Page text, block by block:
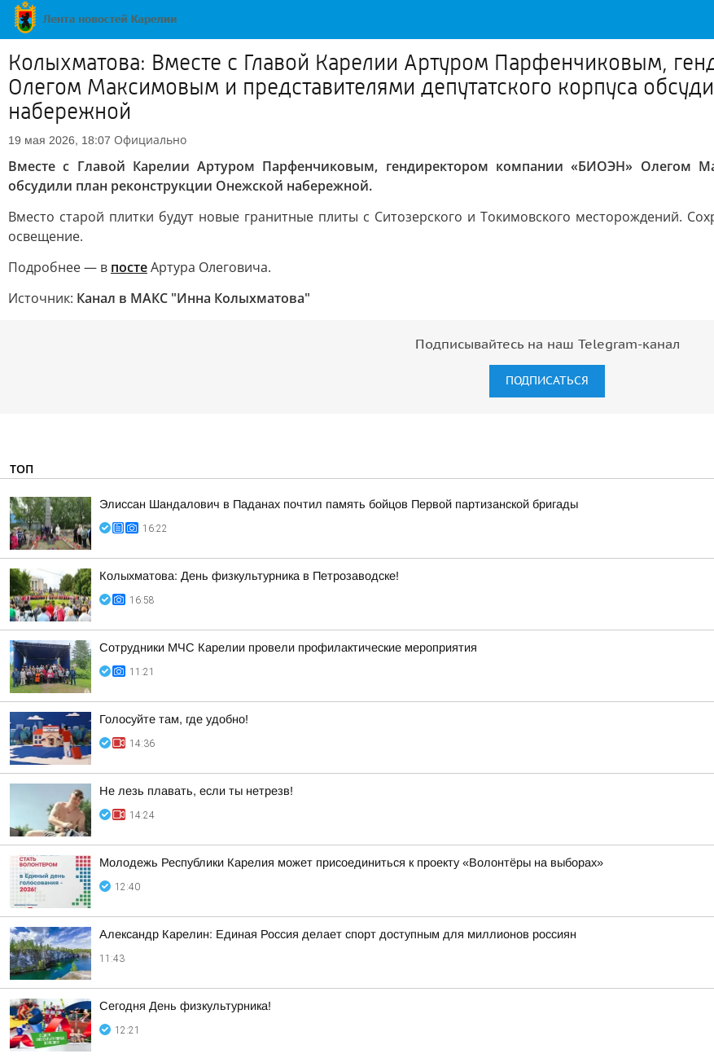
Колыхматова: Вместе с Главой Карелии Артуром Парфенчиковым,
Олегом Максимовым и представителями депутатского корпуса
набережной
19 мая 2026, 18:07 Официально
Вместе с Главой Карелии Артуром Парфенчиковым, гендиректором компании «БИОЭН» Олегом
обсудили план реконструкции Онежской набережной.
Вместо старой плитки будут новые гранитные плиты с Ситозерского и Токимовского месторождений.
освещение.
Подробнее — в постеАртура Олеговича.
Источник: Канал в МАКС "Инна Колыхматова"
Подписывайтесь на наш Telegram-канал
ПОДПИСАТЬСЯ
ТОП
Элиссан Шандалович в Паданах почтил память бойцов Первой партизанской бригады
16:22
Колыхматова: День физкультурника в Петрозаводске!
16:58
Сотрудники МЧС Карелии провели профилактические мероприятия
11:21
Голосуйте там, где удобно!
14:36
Не лезь плавать, если ты нетрезв!
14:24
Молодежь Республики Карелия может присоединиться к проекту «Волонтёры на выборах»
12:40
Александр Карелин: Единая Россия делает спорт доступным для миллионов россиян
11:43
Сегодня День физкультурника!
12:21